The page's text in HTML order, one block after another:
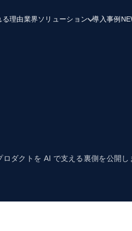
る理由業界ソリューション 導入事例
ダクトを AI で支える裏側を公開し